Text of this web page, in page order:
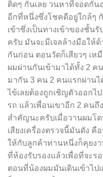
ติดๆ กันเลย วนหาที่จอดกัน
อีกที่หนึ่งซึ่งโชคดีอยู่ใกล้ๆ
เข้าซึ่งเป็นทางเข้าของชั้น
ครับ มันจะมีเจลล้างมือให้
กันก่อน ตอนวัดก็เสียวๆ เห
ผมผ่านกันเข้ามาได้ทั้ง 2
มากัน 3 คน 2 คนแรกผ่านไ
ไข้เลยต้องถูกเชิญตัวออกไ
รถ แล้วเพื่อนเขาอีก 2 คน
สำคัญนะครับเมื่อวานผมโด
เสียงเครื่องตรวจนี้มันดัง คื
ให้กับลูกค้าท่านหนึ่งก็คุยง
ที่ห้องรับรองแล้วเพื่อที่จะร
ตอนที่น้องผมมันเดินเข้าไป